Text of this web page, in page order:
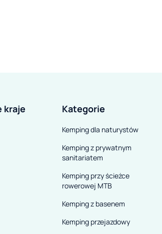
kraje Kategorie
Kemping dla naturystów
Kemping z prywatnym
sanitariatem
Kemping przy ścieżce
rowerowej MTB
Kemping z basenem
Kemping przejazdowy